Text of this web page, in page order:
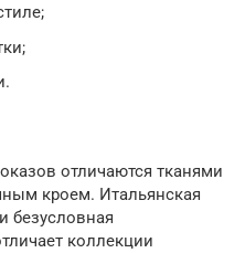
отличаются тканями
кроем. Итальянская
безусловная
коллекции